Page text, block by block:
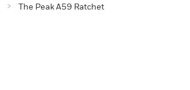
The Peak A59 Ratchet